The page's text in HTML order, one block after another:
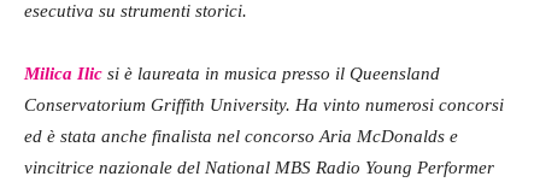
esecutiva su strumenti storici.
Milica Ilic si è laureata in musica presso il Queensland
Conservatorium Griffith University. Ha vinto numerosi concorsi
ed è stata anche finalista nel concorso Aria McDonalds e
vincitrice nazionale del National MBS Radio Young Performer